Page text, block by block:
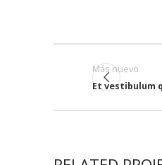
Más nuevo
Et vestibulum